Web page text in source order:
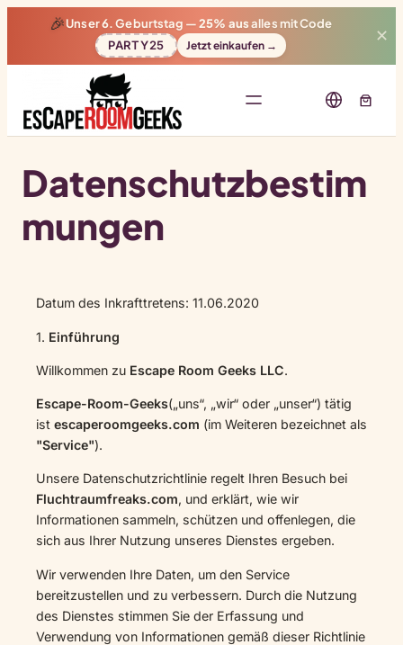
🎉Unser 6. Geburtstag —25% ausalles mit Code
PARTY25
Jetzt einkaufen →
✕
Datenschutzbestim
mungen
Datum des Inkrafttretens: 11.06.2020
1. Einführung
Willkommen zu Escape Room Geeks LLC.
Escape-Room-Geeks(„uns“, „wir“ oder „unser“) tätig
ist escaperoomgeeks.com (im Weiteren bezeichnet als
"Service").
Unsere Datenschutzrichtlinie regelt Ihren Besuch bei
Fluchtraumfreaks.com, und erklärt, wie wir
Informationen sammeln, schützen und offenlegen, die
sich aus Ihrer Nutzung unseres Dienstes ergeben.
Wir verwenden Ihre Daten, um den Service
bereitzustellen und zu verbessern. Durch die Nutzung
des Dienstes stimmen Sie der Erfassung und
Verwendung von Informationen gemäß dieser Richtlinie